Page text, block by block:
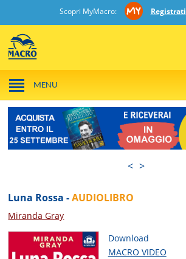
Scopri MyMacro: Registrati
MENU
< >
Luna Rossa -AUDIOLIBRO
Miranda Gray
Download
MACRO VIDEO